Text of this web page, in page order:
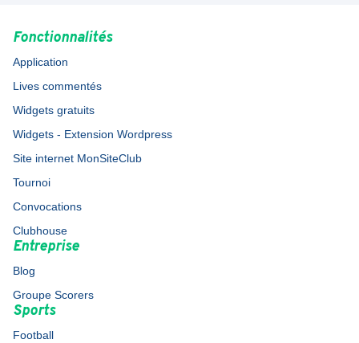
Fonctionnalités
Application
Lives commentés
Widgets gratuits
Widgets - Extension Wordpress
Site internet MonSiteClub
Tournoi
Convocations
Clubhouse
Entreprise
Blog
Groupe Scorers
Sports
Football